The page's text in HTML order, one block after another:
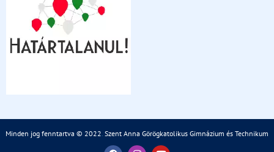
Minden jog fenntartva © 2022 Szent Anna Görögkatolikus Gimnázium és Technikum